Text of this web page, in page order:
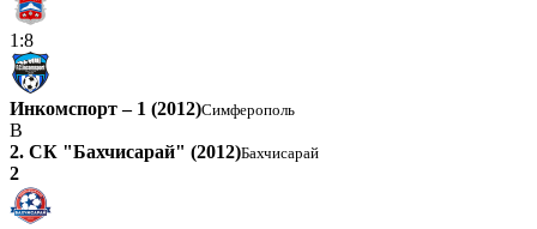
1:8
Инкомспорт – 1 (2012)Симферополь
В
2. СК "Бахчисарай" (2012)Бахчисарай
2